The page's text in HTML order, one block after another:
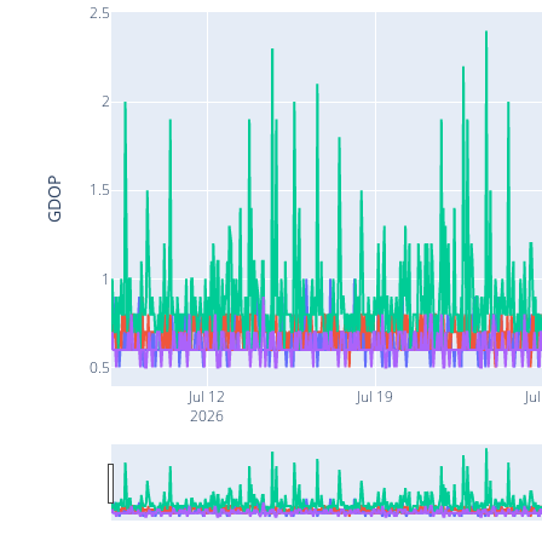
Jul 12
2026
Jul 19
0.5
1
1.5
2
2.5
GDOP